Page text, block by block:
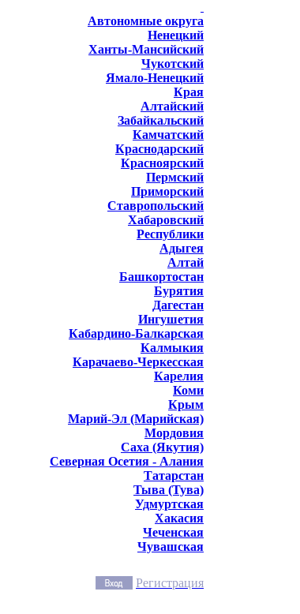
Автономные округа
Ненецкий
Ханты-Мансийский
Чукотский
Ямало-Ненецкий
Края
Алтайский
Забайкальский
Камчатский
Краснодарский
Красноярский
Пермский
Приморский
Ставропольский
Хабаровский
Республики
Адыгея
Алтай
Башкортостан
Бурятия
Дагестан
Ингушетия
Кабардино-Балкарская
Калмыкия
Карачаево-Черкесская
Карелия
Коми
Крым
Марий-Эл (Марийская)
Мордовия
Саха (Якутия)
Северная Осетия - Алания
Татарстан
Тыва (Тува)
Удмуртская
Хакасия
Чеченская
Чувашская
Регистрация